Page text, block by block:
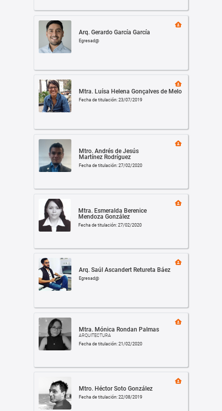
Arq. Gerardo García García
Egresad@
Mtra. Luísa Helena Gonçalves de Melo
Fecha de titulación: 23/07/2019
Mtro. Andrés de Jesús
Martínez Rodríguez
Fecha de titulación: 27/02/2020
Mtra. Esmeralda Berenice
Mendoza González
Fecha de titulación: 27/02/2020
Arq. Saúl Ascandert Retureta Báez
Egresad@
Mtra. Mónica Rondan Palmas
ARQUITECTURA
Fecha de titulación: 21/02/2020
Mtro. Héctor Soto González
Fecha de titulación: 22/08/2019